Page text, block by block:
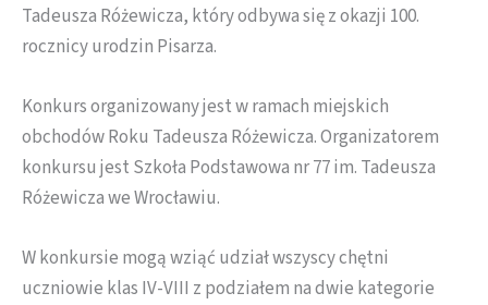
Tadeusza Różewicza, który odbywa się z okazji 100.
rocznicy urodzin Pisarza.
Konkurs organizowany jest w ramach miejskich
obchodów Roku Tadeusza Różewicza. Organizatorem
konkursu jest Szkoła Podstawowa nr 77 im. Tadeusza
Różewicza we Wrocławiu.
W konkursie mogą wziąć udział wszyscy chętni
uczniowie klas IV-VIII z podziałem na dwie kategorie